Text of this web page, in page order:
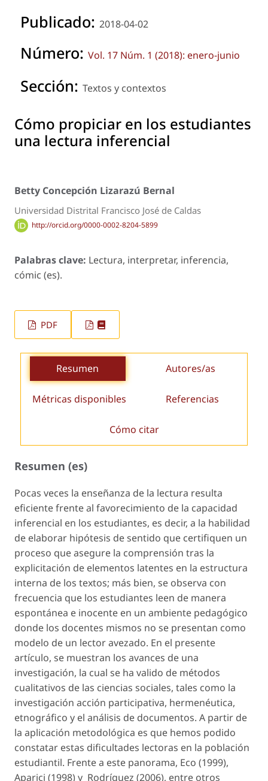
Publicado: 2018-04-02
Número: Vol. 17 Núm. 1 (2018): enero-junio
Sección: Textos y contextos
Cómo propiciar en los estudiantes
una lectura inferencial
Betty Concepción Lizarazú Bernal
Universidad Distrital Francisco José de Caldas
http://orcid.org/0000-0002-8204-5899
Palabras clave: Lectura, interpretar, inferencia,
cómic (es).
PDF
Resumen Autores/as
Métricas disponibles Referencias
Cómo citar
Resumen (es)
Pocas veces la enseñanza de la lectura resulta
eficiente frente al favorecimiento de la capacidad
inferencial en los estudiantes, es decir, a la habilidad
de elaborar hipótesis de sentido que certifiquen un
proceso que asegure la comprensión tras la
explicitación de elementos latentes en la estructura
interna de los textos; más bien, se observa con
frecuencia que los estudiantes leen de manera
espontánea e inocente en un ambiente pedagógico
donde los docentes mismos no se presentan como
modelo de un lector avezado. En el presente
artículo, se muestran los avances de una
investigación, la cual se ha valido de métodos
cualitativos de las ciencias sociales, tales como la
investigación acción participativa, hermenéutica,
etnográfico y el análisis de documentos. A partir de
la aplicación metodológica es que hemos podido
constatar estas dificultades lectoras en la población
estudiantil. Frente a este panorama, Eco (1999),
Aparici (1998) y Rodríguez (2006), entre otros